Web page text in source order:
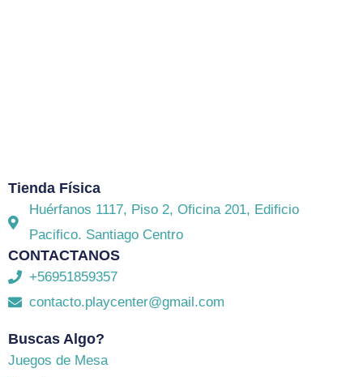
Tienda Física
Huérfanos 1117, Piso 2, Oficina 201, Edificio
Pacifico. Santiago Centro
CONTACTANOS
+56951859357
contacto.playcenter@gmail.com
Buscas Algo?
Juegos de Mesa